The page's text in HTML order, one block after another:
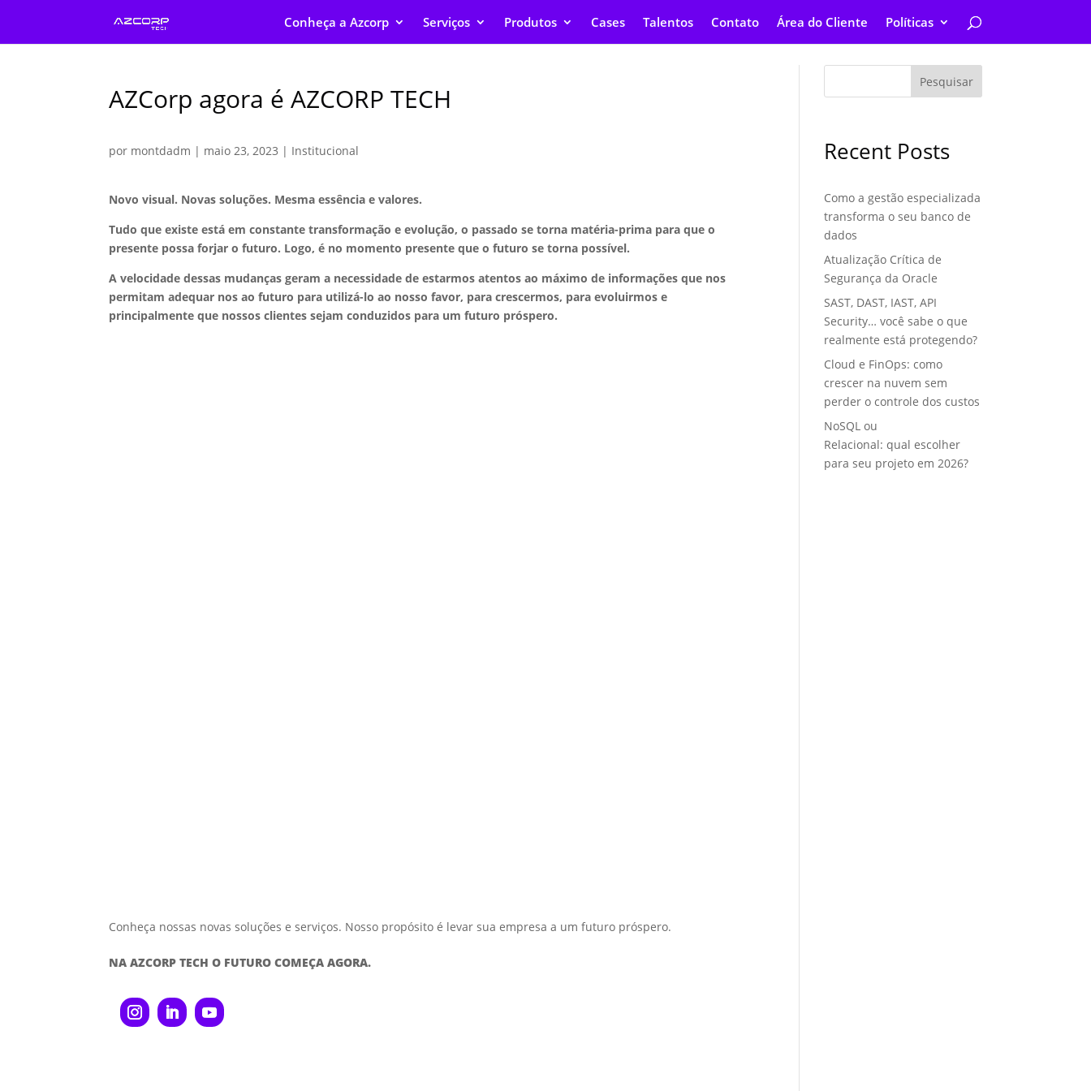
Conheça a Azcorp Serviços Produtos Cases Talentos Contato Área do Cliente Políticas
AZCorp agora é AZCORP TECH
por montdadm | maio 23, 2023 | Institucional
Novo visual. Novas soluções. Mesma essência e valores.
Tudo que existe está em constante transformação e evolução, o passado se torna matéria-prima para que o
presente possa forjar o futuro. Logo, é no momento presente que o futuro se torna possível.
A velocidade dessas mudanças geram a necessidade de estarmos atentos ao máximo de informações que nos
permitam adequar nos ao futuro para utilizá-lo ao nosso favor, para crescermos, para evoluirmos e
principalmente que nossos clientes sejam conduzidos para um futuro próspero.
Conheça nossas novas soluções e serviços. Nosso propósito é levar sua empresa a um futuro próspero.
NA AZCORP TECH O FUTURO COMEÇA AGORA.
Pesquisar
Recent Posts
Como a gestão especializada
transforma o seu banco de
dados
Atualização Crítica de
Segurança da Oracle
SAST, DAST, IAST, API
Security… você sabe o que
realmente está protegendo?
Cloud e FinOps: como
crescer na nuvem sem
perder o controle dos custos
NoSQL ou
Relacional: qual escolher
para seu projeto em 2026?